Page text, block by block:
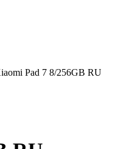
Pad 7 8/256GB RU